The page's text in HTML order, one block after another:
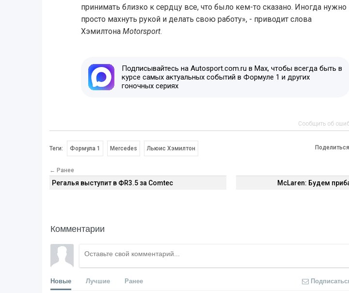
принимать близко к сердцу все, что было кем-то сказано. Иногда нужно
просто махнуть рукой и делать свою работу», - приводит слова
Хэмилтона Motorsport.
Подписывайтесь на Autosport.com.ru в Max, чтобы всегда быть в
курсе самых актуальных событий в Формуле 1 и других
гоночных сериях
Сообщить об
Теги: Формула 1 Mercedes Льюис Хэмилтон
← Ранее
Регалья выступит в ФR3.5 за Comtec McLaren: Будем
Комментарии
Новые Лучшие Ранее